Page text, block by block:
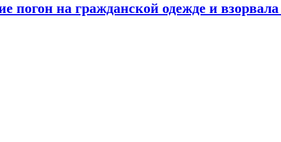
погон на гражданской одежде и взорвала